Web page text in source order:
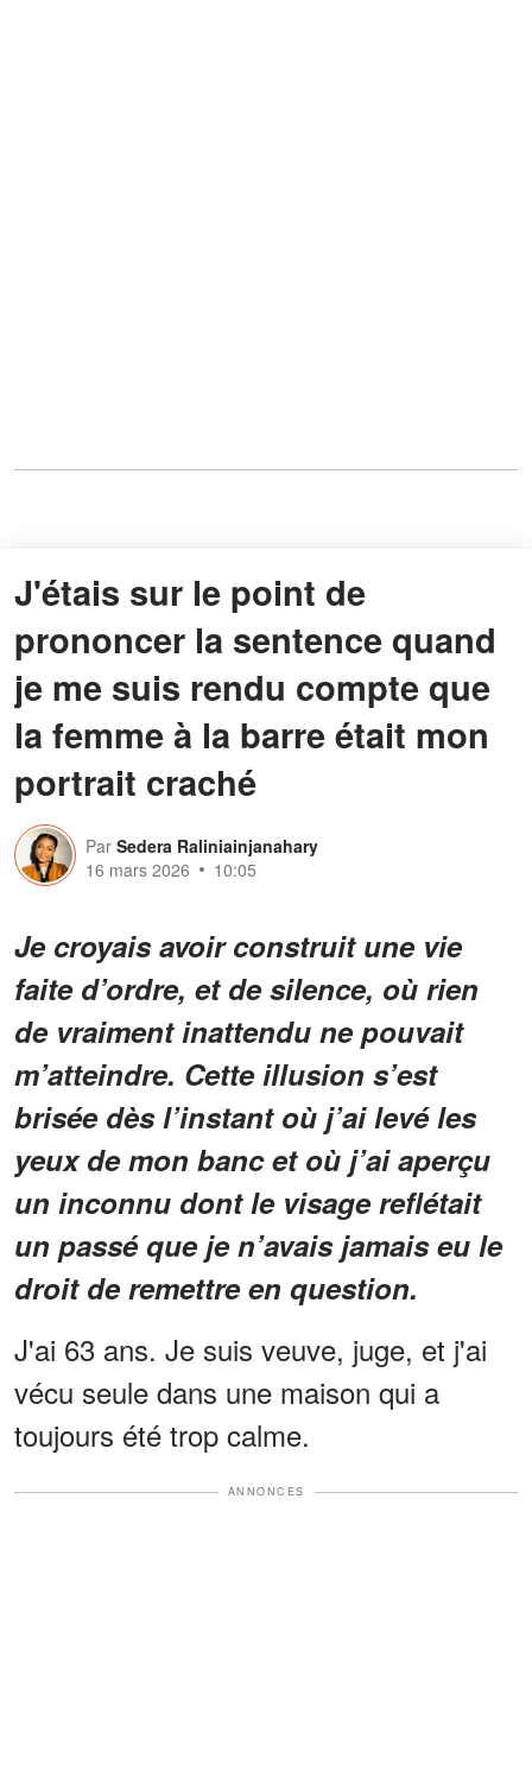
J'étais sur le point de
prononcer la sentence quand
je me suis rendu compte que
la femme à la barre était mon
portrait craché
Par Sedera Raliniainjanahary
16 mars 2026
10:05
Je croyais avoir construit une vie
faite d’ordre, et de silence, où rien
de vraiment inattendu ne pouvait
m’atteindre. Cette illusion s’est
brisée dès l’instant où j’ai levé les
yeux de mon banc et où j’ai aperçu
un inconnu dont le visage reflétait
un passé que je n’avais jamais eu le
droit de remettre en question.
J'ai 63 ans. Je suis veuve, juge, et j'ai
vécu seule dans une maison qui a
toujours été trop calme.
ANNONCES